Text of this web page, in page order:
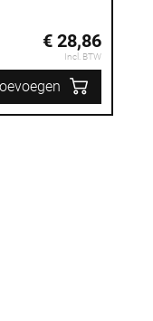
€ 28,86
Incl. BTW